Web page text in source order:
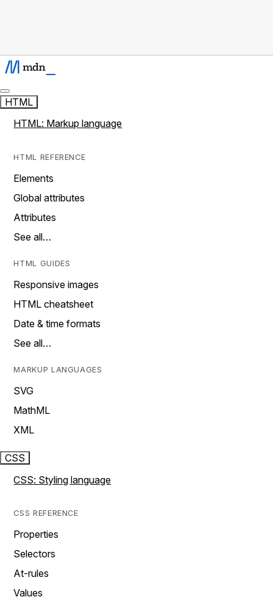
HTML
HTML: Markup language
HTML REFERENCE
Elements
Global attributes
Attributes
See all…
HTML GUIDES
Responsive images
HTML cheatsheet
Date & time formats
See all…
MARKUP LANGUAGES
SVG
MathML
XML
CSS
CSS: Styling language
CSS REFERENCE
Properties
Selectors
At-rules
Values